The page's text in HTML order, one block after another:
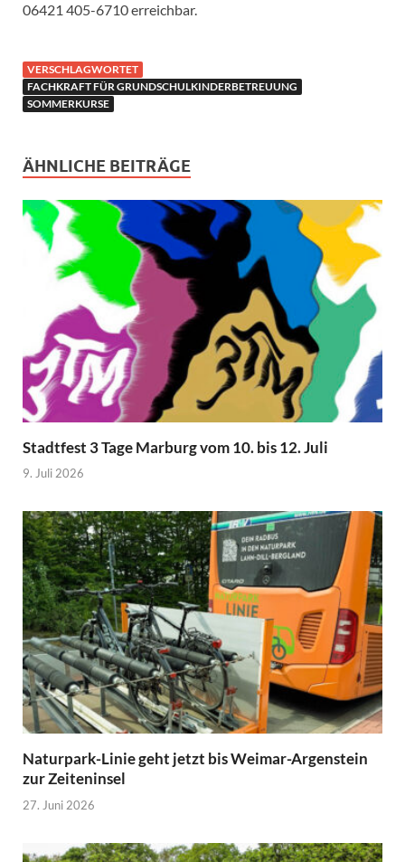
06421 405-6710 erreichbar.
VERSCHLAGWORTET
FACHKRAFT FÜR GRUNDSCHULKINDERBETREUUNG
SOMMERKURSE
ÄHNLICHE BEITRÄGE
Stadtfest 3 Tage Marburg vom 10. bis 12. Juli
9. Juli 2026
Naturpark-Linie geht jetzt bis Weimar-Argenstein
zur Zeiteninsel
27. Juni 2026